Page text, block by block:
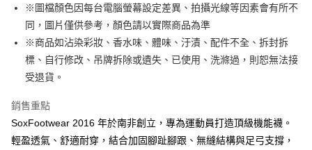
成交易。
3.實際核准額度、可分期數及費用金額請依後續交易確認頁面所載為準。
4.訂單成立30分鐘內，如未前往確認交易或遇審核未通過，訂單將自動取
消。如遇「轉專審核」未通過狀況，表示未達大哥付你分期系統評分，恕無
法說明評估內容。
1.分期款項不併入電信帳單，「大哥付你分期」於每月結算日後寄送繳費提
2.透過簡訊連結打開帳單後，可選擇「超商條碼／台灣大直營門市／銀行轉
帳／街口支付／iPASS MONEY」等通路繳費。
【注意事項】
AFTEE先享後付是「在收到商品之後才付款」的支付方式。 讓您購物簡單
便利好安心！
１．簡單：不需註冊會員、不需綁卡、不需儲值。
２．便利：只要手機號碼，簡訊認證，即可結帳。
３．安心：先確認商品／服務後，再付款。
１．於結帳方式選擇「AFTEE先享後付」後，將跳轉至「AFTEE先享後付」
結帳頁面，進行簡訊認證並確認金額後，即可完成結帳。
２．訂單成立數日內，您將收到繳費通知簡訊。
３．收到繳費通知簡訊後14天內，點擊此簡訊中的連結，可透過四大超商／
ATM付款
運送方式
全家取貨付款
全家純取貨
每筆NT$60，滿NT$998(含以上)免運費
※圖檔顏色因每台電腦螢幕設定差異、拍攝光線等因素會有所不
同，圖片僅供參考，顏色請以實際商品為準
※商品如沾染彩妝、香水味、體味、汙漬、配件不全、拆封拆
標、自行修改、吊牌拆除或遺失、已使用、洗滌過，則恕無法接
受退貨。
銷售重點
SoxFootwear 2016 年於南非創立，專為運動員打造頂級機能襪。
輕盈透氣、舒適耐穿，結合加固腳趾腳跟、無縫結構與足弓支撐，